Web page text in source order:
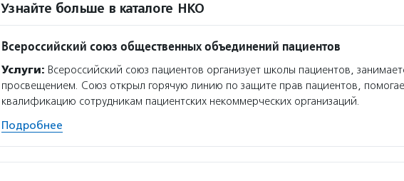
Узнайте больше в каталоге НКО
Всероссийский союз общественных объединений пациентов
Услуги: Всероссийский союз пациентов организует школы пациентов,
просвещением. Союз открыл горячую линию по защите прав пациентов,
квалификацию сотрудникам пациентских некоммерческих организаций.
Подробнее